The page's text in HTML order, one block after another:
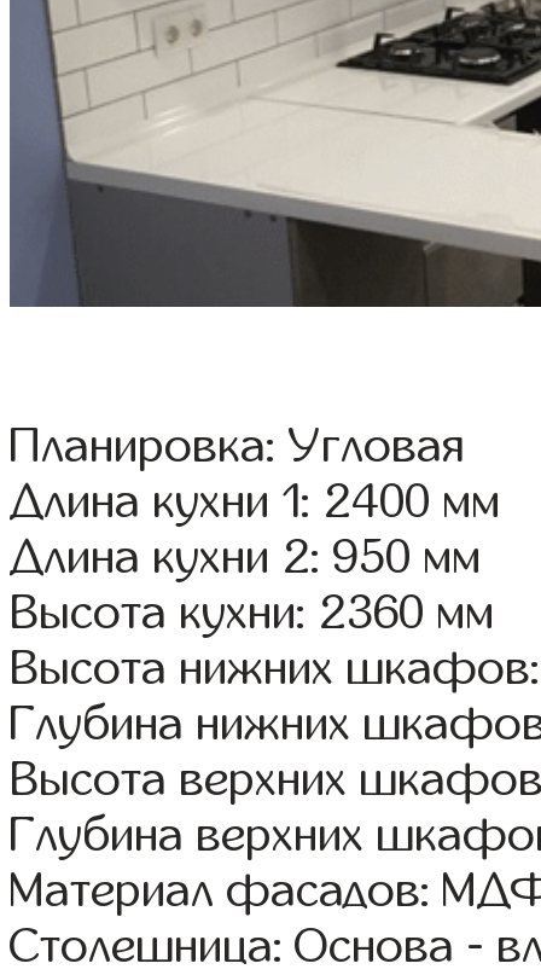
Планировка: Угловая
Длина кухни 1: 2400 мм
Длина кухни 2: 950 мм
Высота кухни: 2360 мм
Высота нижних
Глубина нижних
Высота верхних
Глубина верхних
Материал фасадов:
Столешница: Основа -